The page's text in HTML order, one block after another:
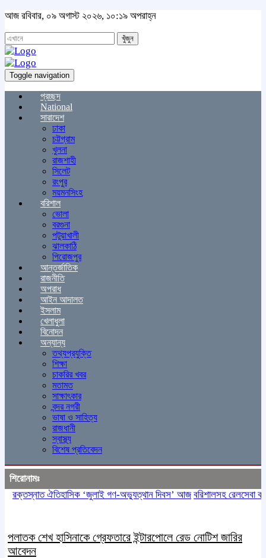
আজ রবিবার, ০৯ অগাস্ট ২০২৬, ১০:১৯ অপরাহ্ন
খুঁজুন
Toggle navigation
প্রচ্ছদ
National
সারাদেশ
ঢাকা
চট্টগ্রাম
খুলনা
রাজশাহী
সিলেট
রংপুর
ময়মনসিংহ
বরিশাল
ভোলা
বরগুনা
পটুয়াখালী
ঝালকাঠি
পিরোজপুর
আন্তর্জাতিক
রাজনীতি
অপরাধ
আইন আদালত
ইসলাম
খেলাধুলা
বিনোদন
অন্যান্য
তথ্যপ্রযুক্তি
শিক্ষা
চাকরির খবর
মতামত
সাক্ষাৎকার
বন্দর নগরী
ভাষা ও সাহিত্য
রাজধানী
স্বাস্থ্য
বিশেষ প্রতিবেদন
শিরোনামঃ
রক্তস্নাত ঐতিহাসিক ‌‘জুলাই গণ-অভ্যুত্থান দিবস’ আজ বরিশালসহ রেলসেবা
পলাতক শেখ হাসিনাকে গ্রেফতারে ইন্টারপোলে রেড নোটিশ জারির
আবেদন